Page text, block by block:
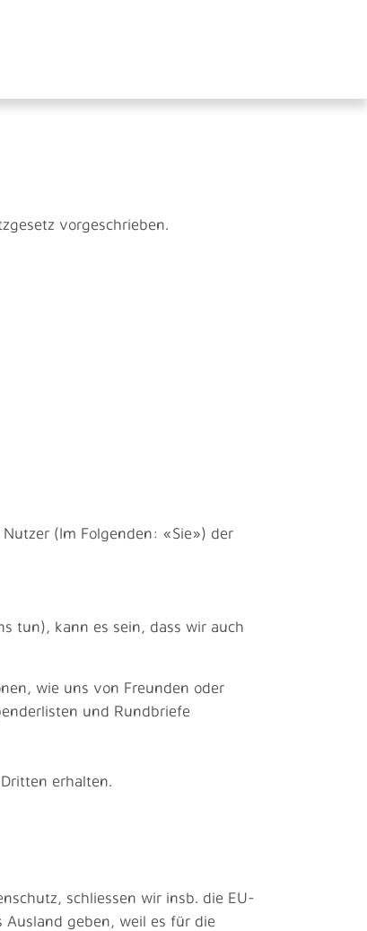
vorgeschrieben.
(Im Folgenden: «Sie») der
tun), kann es sein, dass wir auch
wie uns von Freunden oder
und Rundbriefe
erhalten.
schliessen wir insb. die EU-
geben, weil es für die